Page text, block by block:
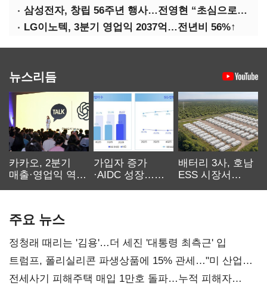
삼성전자, 창립 56주년 행사…전영현 “초심으로 경쟁력 회복해야”
LG이노텍, 3분기 영업익 2037억…전년비 56%↑
뉴스리듬
카카오, 2분기
매출·영업익 역대
가입자 증가
·AIDC 성장…
배터리 3사, 호남
ESS 시장서
주요 뉴스
정청래 때리는 '김용'…더 세진 '대통령 최측근' 입
트럼프, 폴리실리콘 파생상품에 15% 관세…"미 산업
재건"
전세사기 피해주택 매입 1만호 돌파…누적 피해자